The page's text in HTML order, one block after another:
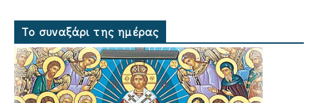
Το συναξάρι της ημέρας